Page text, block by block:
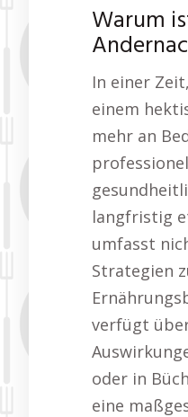
Warum
In einer
einem
mehr an
langfristig
umfasst
Strategien
verfügt
oder in
eine